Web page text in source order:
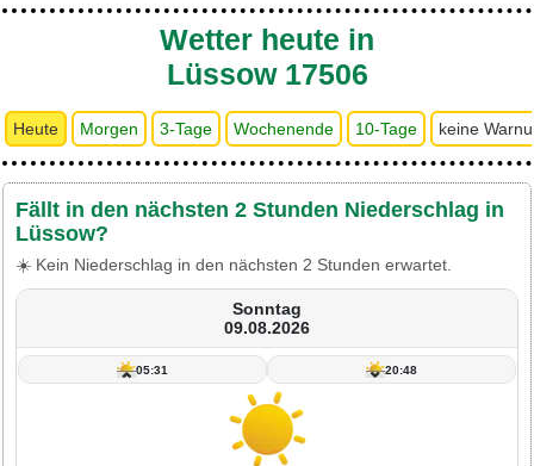
Wetter heute in
Lüssow 17506
Heute Morgen 3-Tage Wochenende 10-Tage keine
Fällt in den nächsten 2 Stunden Niederschlag in
Lüssow?
☀️ Kein Niederschlag in den nächsten 2 Stunden erwartet.
Sonntag
09.08.2026
05:31 20:48